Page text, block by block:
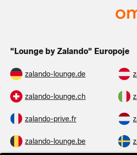
"Lounge by Zalando" Europoje
zalando-lounge.de
zalando-lounge.ch
zalando-prive.fr
zalando-lounge.be